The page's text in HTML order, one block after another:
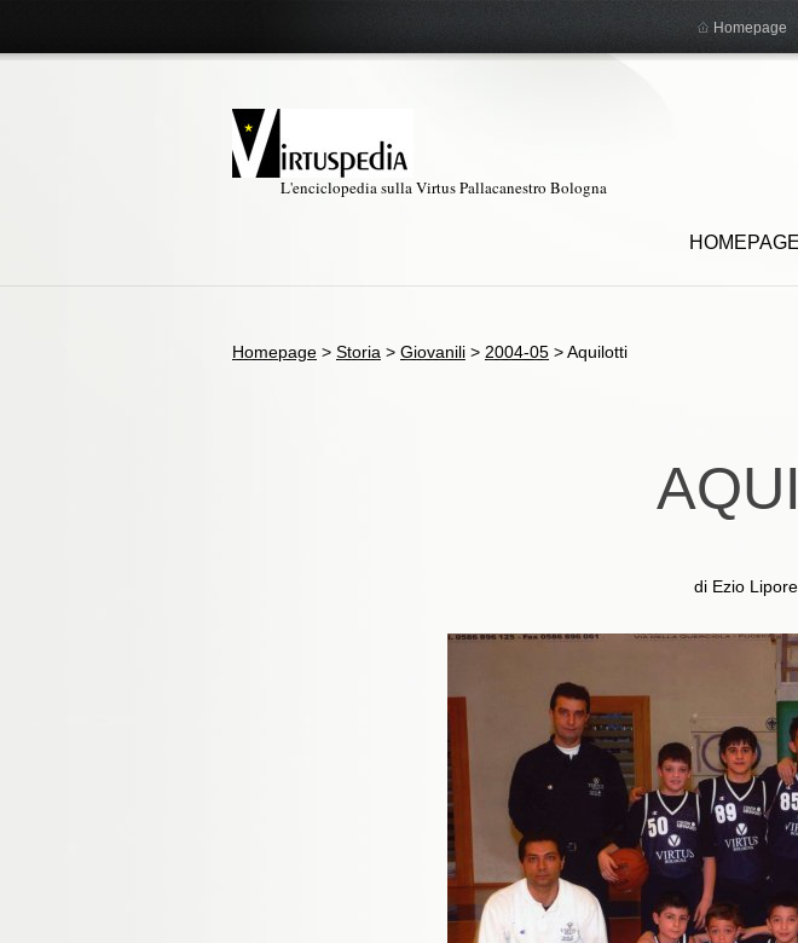
L'enciclopedia sulla Virtus Pallacanestro Bologna
HOMEPAGE
Homepage
Homepage > Storia > Giovanili > 2004-05 >Aquilotti
di Ezio